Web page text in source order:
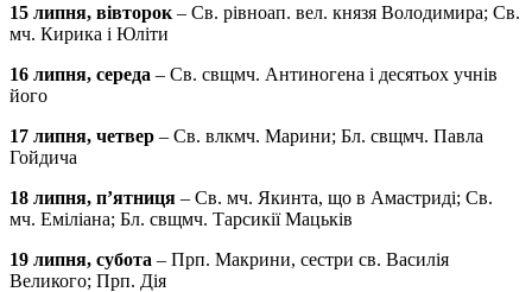
15 липня, вівторок – Св. рівноап. вел. князя Володимира; Св.
мч. Кирика і Юліти
16 липня, середа – Св. свщмч. Антиногена і десятьох учнів
його
17 липня, четвер – Св. влкмч. Марини; Бл. свщмч. Павла
Гойдича
18 липня, п’ятниця – Св. мч. Якинта, що в Амастриді; Св.
мч. Еміліана; Бл. свщмч. Тарсикії Мацьків
19 липня, субота – Прп. Макрини, сестри св. Василія
Великого; Прп. Дія